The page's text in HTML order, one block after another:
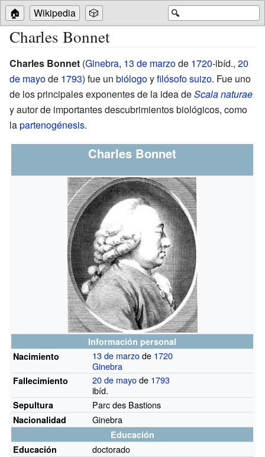
🔍
🏠 Wikipedia 🎲
Charles Bonnet
Charles Bonnet (Ginebra, 13 de marzode 1720-ibíd., 20
de mayode 1793) fue un biólogoyfilósofosuizo. Fue uno
de los principales exponentes de la idea deScala naturae
y autor de importantes descubrimientos biológicos, como
lapartenogénesis.
Charles Bonnet
Información personal
Nacimiento
13 de marzode 1720
Ginebra
Fallecimiento 20 de mayode 1793
ibíd.
Sepultura Parc des Bastions
Nacionalidad Ginebra
Educación
Educación
doctorado